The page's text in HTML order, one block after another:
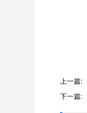
上一篇:
下一篇: